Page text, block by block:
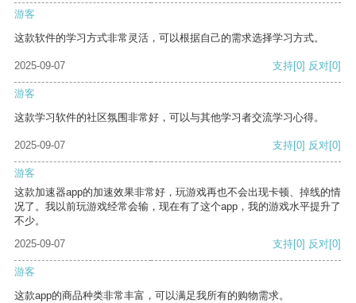
游客
这款软件的学习方式非常灵活，可以根据自己的需求选择学习方式。
2025-09-07 支持[0] 反对[0]
游客
这款学习软件的社区氛围非常好，可以与其他学习者交流学习心得。
2025-09-07 支持[0] 反对[0]
游客
这款加速器app的加速效果非常好，玩游戏再也不会出现卡顿、掉线的情
况了。我以前玩游戏经常会输，现在有了这个app，我的游戏水平提升了
不少。
2025-09-07
支持[0] 反对[0]
游客
这款app的商品种类非常丰富，可以满足我所有的购物需求。